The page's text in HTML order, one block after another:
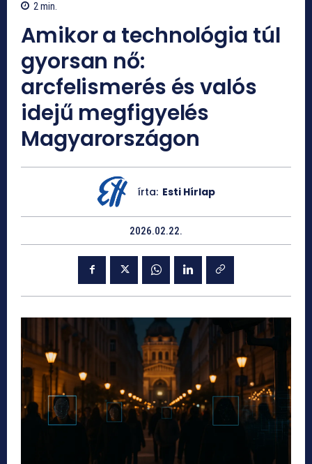
2min.
Amikor a technológia túl
gyorsan nő:
arcfelismerés és valós
idejű megfigyelés
Magyarországon
írta: Esti Hírlap
2026.02.22.